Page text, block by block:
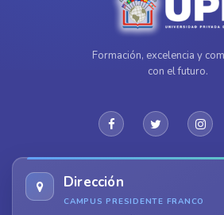
Formación, excelencia y
con el futuro.
Dirección
CAMPUS PRESIDENTE FRANCO